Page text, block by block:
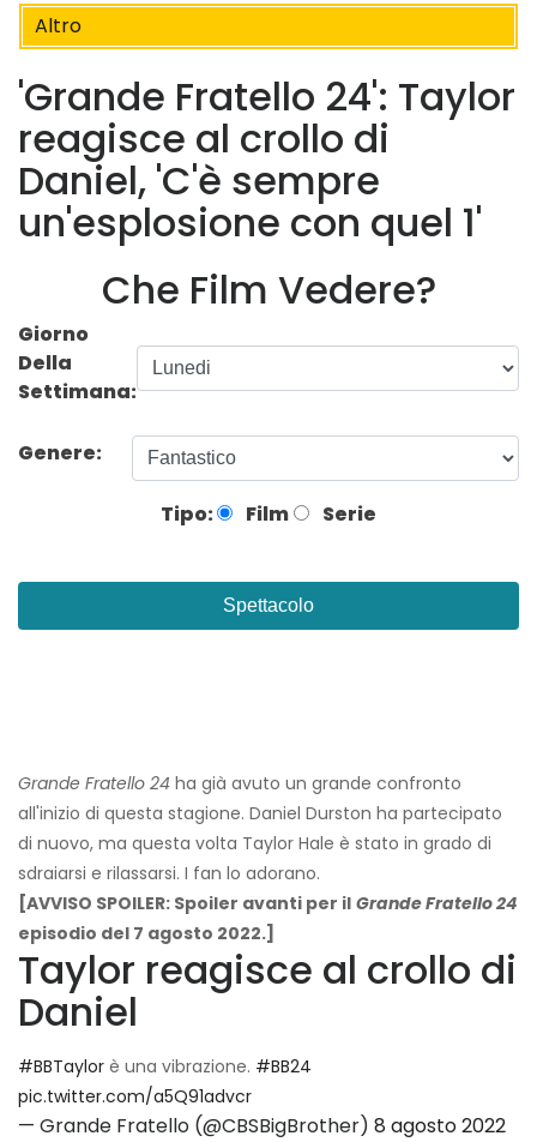
Altro
'Grande Fratello 24': Taylor
reagisce al crollo di
Daniel, 'C'è sempre
un'esplosione con quel 1'
Che Film Vedere?
Giorno
Della
Settimana:
Genere:
Tipo: Film Serie
Spettacolo
Grande Fratello 24 ha già avuto un grande confronto
all'inizio di questa stagione. Daniel Durston ha partecipato
di nuovo, ma questa volta Taylor Hale è stato in grado di
sdraiarsi e rilassarsi. I fan lo adorano.
[AVVISO SPOILER: Spoiler avanti per il Grande Fratello 24
episodio del 7 agosto 2022.]
Taylor reagisce al crollo di
Daniel
#BBTaylor è una vibrazione. #BB24
pic.twitter.com/a5Q91advcr
— Grande Fratello (@CBSBigBrother) 8 agosto 2022